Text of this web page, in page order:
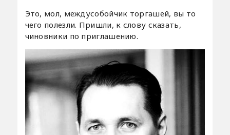
Это, мол, междусобойчик торгашей, вы то
чего полезли. Пришли, к слову сказать,
чиновники по приглашению.